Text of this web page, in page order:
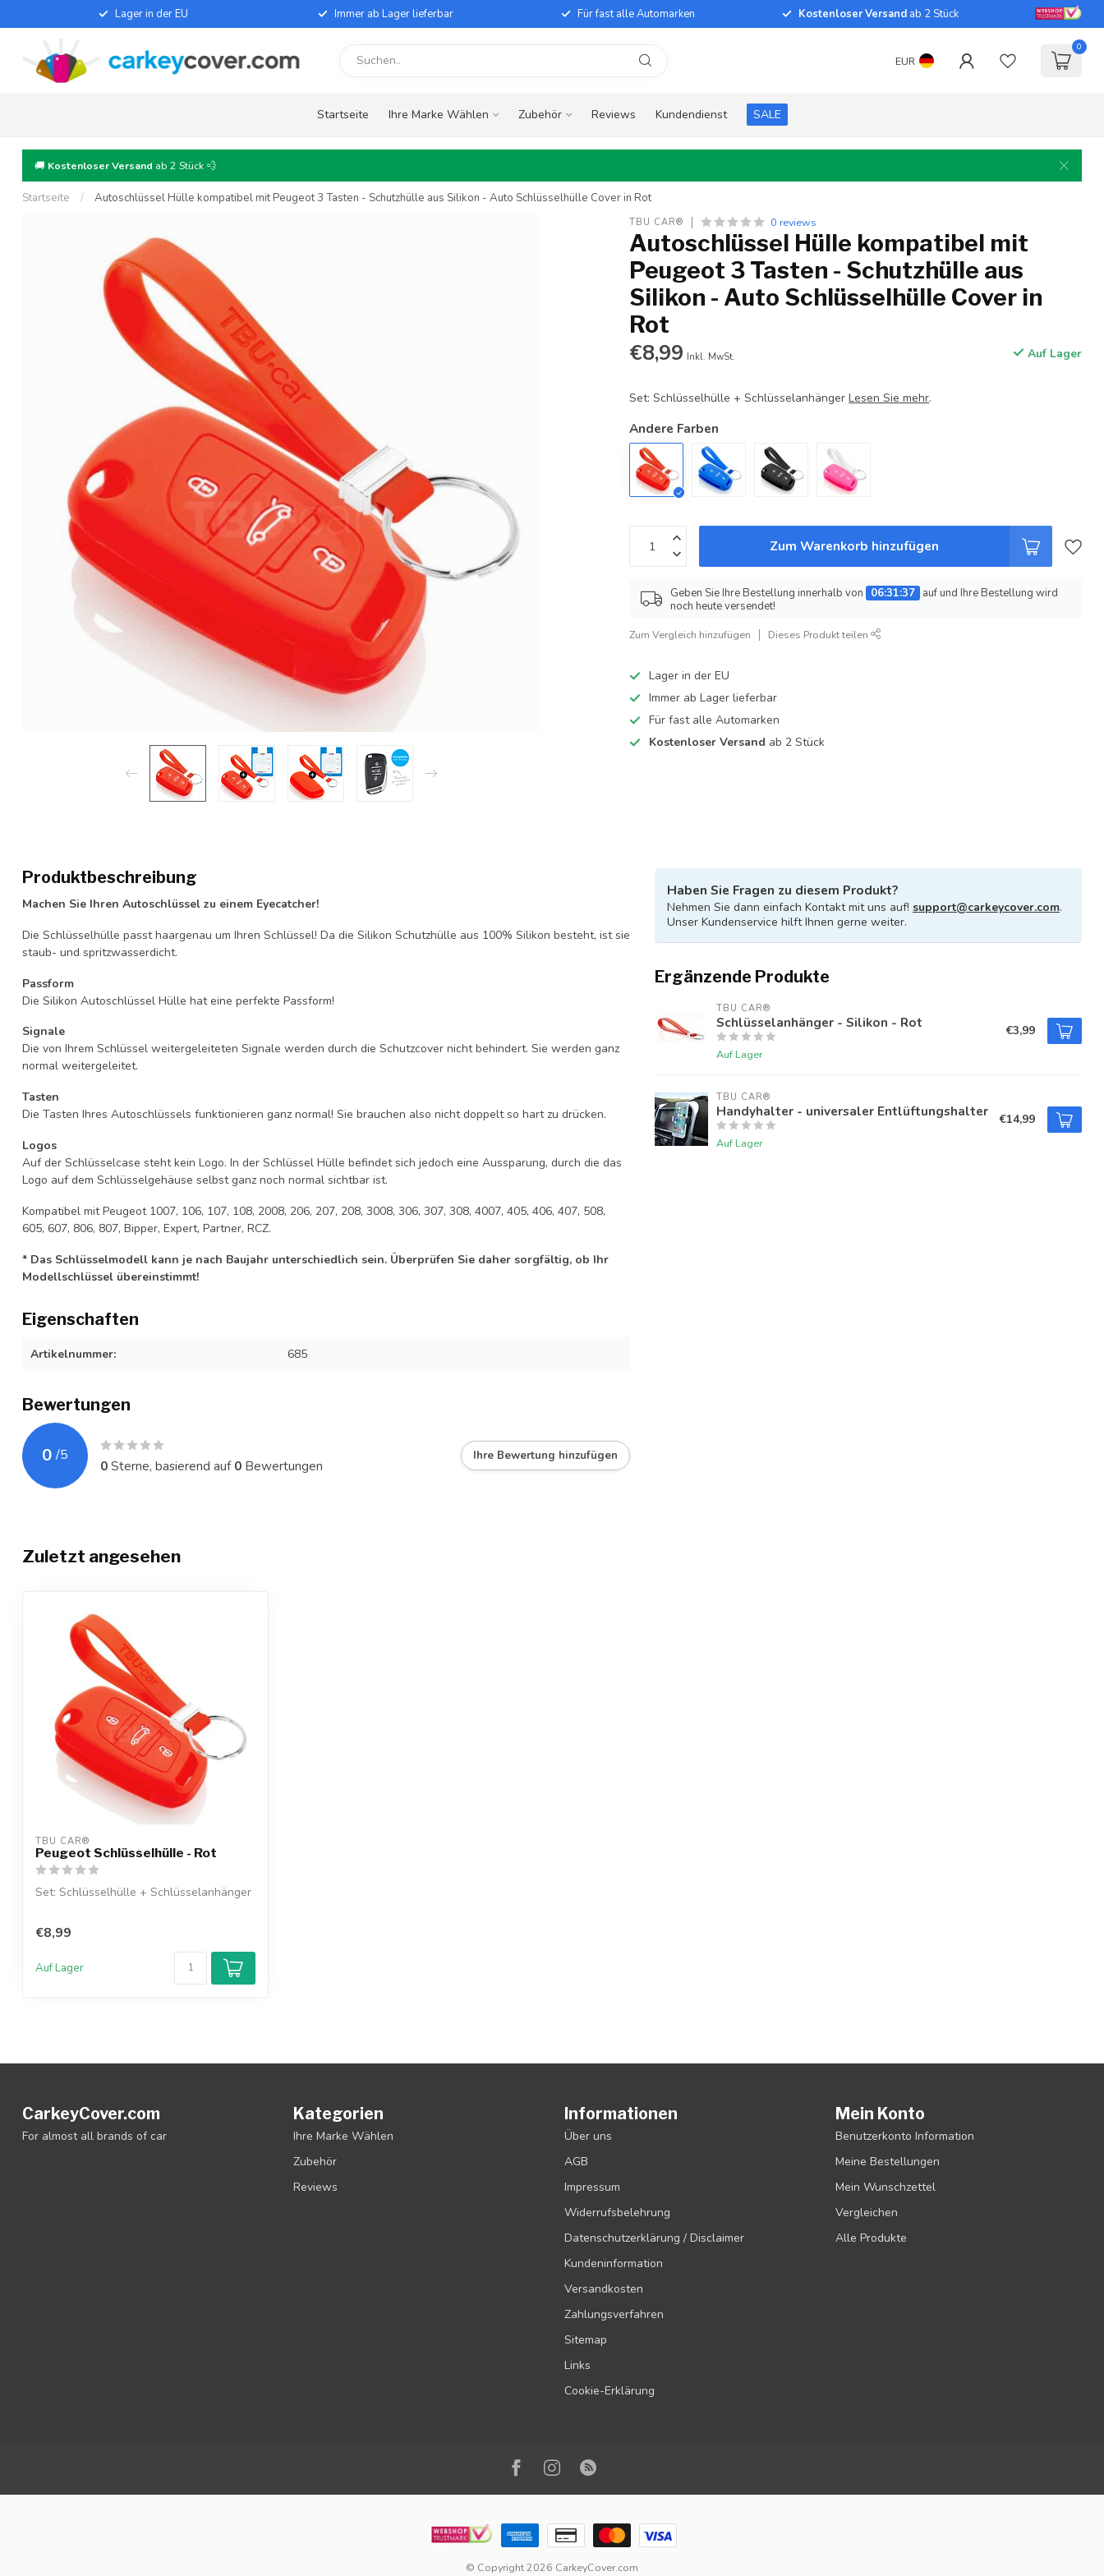
Lager in der EU Immer ab Lager lieferbar Für fast alle Automarken Kostenloser Versand ab 2 Stück
EUR
0
Startseite Ihre Marke Wählen Zubehör Reviews Kundendienst SALE
🚚 Kostenloser Versand ab 2 Stück 💨
Startseite / Autoschlüssel Hülle kompatibel mit Peugeot 3 Tasten - Schutzhülle aus Silikon - Auto Schlüsselhülle Cover in Rot
TBU CAR® 0 reviews
Autoschlüssel Hülle kompatibel mit
Peugeot 3 Tasten - Schutzhülle aus
Silikon - Auto Schlüsselhülle Cover in
Rot
€8,99 Inkl. MwSt. Auf Lager
Set: Schlüsselhülle + SchlüsselanhängerLesen Sie mehr.
Andere Farben
Zum Warenkorb hinzufügen
Geben Sie Ihre Bestellung innerhalb von 06:31:37 auf und Ihre Bestellung wird
noch heute versendet!
Zum Vergleich hinzufügen Dieses Produkt teilen
Lager in der EU
Immer ab Lager lieferbar
Für fast alle Automarken
Kostenloser Versand ab 2 Stück
Produktbeschreibung
Machen Sie Ihren Autoschlüssel zu einem Eyecatcher!
Die Schlüsselhülle passt haargenau um Ihren Schlüssel! Da die Silikon Schutzhülle aus 100% Silikon besteht, ist sie
staub- und spritzwasserdicht.
Passform
Die Silikon Autoschlüssel Hülle hat eine perfekte Passform!
Signale
Die von Ihrem Schlüssel weitergeleiteten Signale werden durch die Schutzcover nicht behindert. Sie werden ganz
normal weitergeleitet.
Tasten
Die Tasten Ihres Autoschlüssels funktionieren ganz normal! Sie brauchen also nicht doppelt so hart zu drücken.
Logos
Auf der Schlüsselcase steht kein Logo. In der Schlüssel Hülle befindet sich jedoch eine Aussparung, durch die das
Logo auf dem Schlüsselgehäuse selbst ganz noch normal sichtbar ist.
Kompatibel mit Peugeot 1007, 106, 107, 108, 2008, 206, 207, 208, 3008, 306, 307, 308, 4007, 405, 406, 407, 508,
605, 607, 806, 807, Bipper, Expert, Partner, RCZ.
* Das Schlüsselmodell kann je nach Baujahr unterschiedlich sein. Überprüfen Sie daher sorgfältig, ob Ihr
Modellschlüssel übereinstimmt!
Eigenschaften
Artikelnummer: 685
Bewertungen
0 /5
0Sterne, basierend auf0 Bewertungen
Ihre Bewertung hinzufügen
Haben Sie Fragen zu diesem Produkt?
Nehmen Sie dann einfach Kontakt mit uns auf! support@carkeycover.com.
Unser Kundenservice hilft Ihnen gerne weiter.
Ergänzende Produkte
TBU CAR®
Schlüsselanhänger - Silikon - Rot
Auf Lager
€3,99
TBU CAR®
Handyhalter - universaler Entlüftungshalter
Auf Lager
€14,99
Zuletzt angesehen
TBU CAR®
Peugeot Schlüsselhülle - Rot
Set: Schlüsselhülle + Schlüsselanhänger
€8,99
Auf Lager
CarkeyCover.com
For almost all brands of car
Kategorien
Ihre Marke Wählen
Zubehör
Reviews
Informationen
Über uns
AGB
Impressum
Widerrufsbelehrung
Datenschutzerklärung / Disclaimer
Kundeninformation
Versandkosten
Zahlungsverfahren
Sitemap
Links
Cookie-Erklärung
Mein Konto
Benutzerkonto Information
Meine Bestellungen
Mein Wunschzettel
Vergleichen
Alle Produkte
© Copyright 2026 CarkeyCover.com